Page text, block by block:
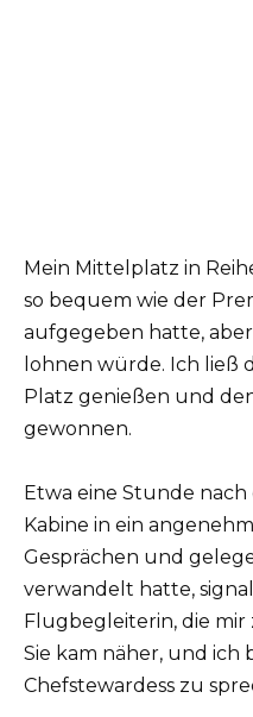
Mein Mittelplatz in
so bequem wie der
aufgegeben hatte, aber
lohnen würde. Ich ließ
Platz genießen und
gewonnen.
Etwa eine Stunde nach
Kabine in ein
Gesprächen und
verwandelt hatte,
Flugbegleiterin, die
Sie kam näher, und ich
Chefstewardess zu